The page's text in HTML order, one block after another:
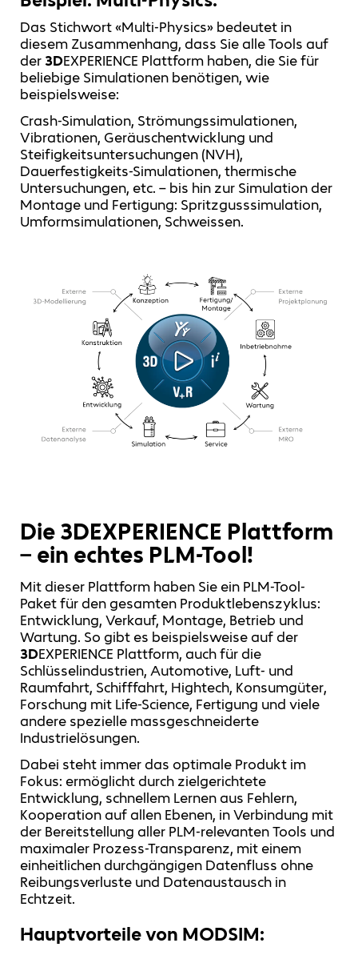
Das Stichwort «Multi-Physics» bedeutet in
diesem Zusammenhang, dass Sie alle Tools auf
der 3DEXPERIENCE Plattform haben, die Sie für
beliebige Simulationen benötigen, wie
beispielsweise:
Crash-Simulation, Strömungssimulationen,
Vibrationen, Geräuschentwicklung und
Steifigkeitsuntersuchungen (NVH),
Dauerfestigkeits-Simulationen, thermische
Untersuchungen, etc. – bis hin zur Simulation der
Montage und Fertigung: Spritzgusssimulation,
Umformsimulationen, Schweissen.
Die3DEXPERIENCE Plattform
– ein echtes PLM-Tool!
Mit dieser Plattform haben Sie ein PLM-Tool-
Paket für den gesamten Produktlebenszyklus:
Entwicklung, Verkauf, Montage, Betrieb und
Wartung. So gibt es beispielsweise auf der
3DEXPERIENCE Plattform, auch für die
Schlüsselindustrien, Automotive, Luft- und
Raumfahrt, Schifffahrt, Hightech, Konsumgüter,
Forschung mit Life-Science, Fertigung und viele
andere spezielle massgeschneiderte
Industrielösungen.
Dabei steht immer das optimale Produkt im
Fokus: ermöglicht durch zielgerichtete
Entwicklung, schnellem Lernen aus Fehlern,
Kooperation auf allen Ebenen, in Verbindung mit
der Bereitstellung aller PLM-relevanten Tools und
maximaler Prozess-Transparenz, mit einem
einheitlichen durchgängigen Datenfluss ohne
Reibungsverluste und Datenaustausch in
Echtzeit.
Hauptvorteile von MODSIM: